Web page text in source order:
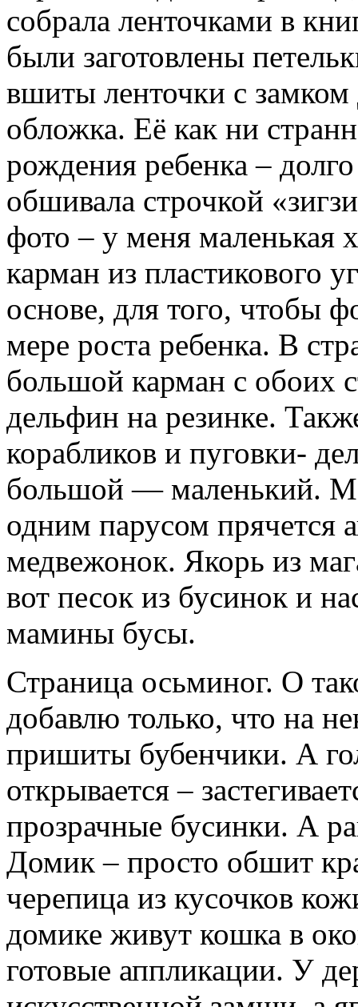
собрала ленточками в
были заготовлены
вшиты ленточки с замком
обложка. Её как ни
рождения ребенка –
обшивала строчкой
фото – у меня маленькая
карман из пластикового
основе, для того, чтобы
мере роста ребенка. В
большой карман с обоих
дельфин на резинке.
корабликов и пуговки-
большой — маленький.
одним парусом прячется
медвежонок. Якорь из
вот песок из бусинок и
мамины бусы.
Страница осьминог. О
добавлю только, что на
пришиты бубенчики. А
открывается –
прозрачные бусинки. А
Домик – просто обшит
черепица из кусочков
домике живут кошка в
готовые аппликации. У